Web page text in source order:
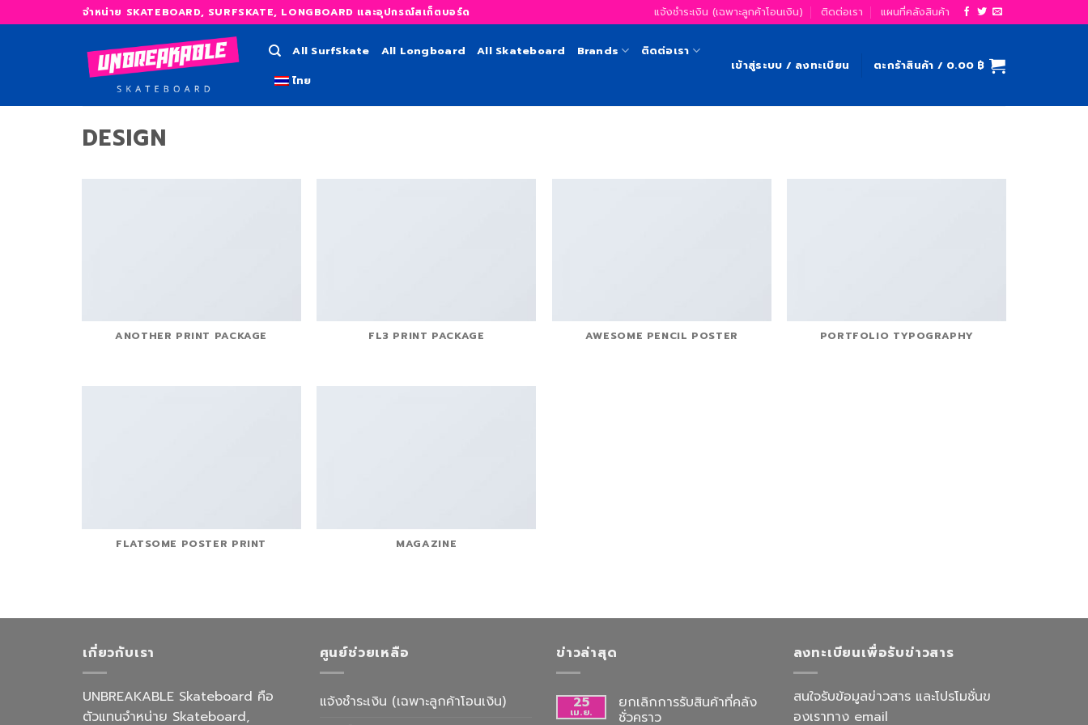
to
จำหน่าย SKATEBOARD, SURFSKATE, LONGBOARD และอุปกรณ์สเก็ตบอร์ด แจ้งชำระเงิน (เฉพาะลูกค้าโอนเงิน) ติดต่อเรา แผนที่คลังสินค้า
All SurfSkate All Longboard All Skateboard Brands
ติดต่อเรา
ไทย
เข้าสู่ระบบ / ลงทะเบียน ตะกร้าสินค้า / 0.00 ฿
DESIGN
ANOTHER PRINT PACKAGE FL3 PRINT PACKAGE AWESOME PENCIL POSTER PORTFOLIO TYPOGRAPHY
FLATSOME POSTER PRINT MAGAZINE
เกี่ยวกับเรา
UNBREAKABLE Skateboard คือ
ตัวแทนจำหน่าย Skateboard,
ศูนย์ช่วยเหลือ
แจ้งชำระเงิน (เฉพาะลูกค้าโอนเงิน)
ข่าวล่าสุด
25
เม.ย.
ยกเลิกการรับสินค้าที่คลัง
ชั่วคราว
ลงทะเบียนเพื่อรับข่าวสาร
สนใจรับข้อมูลข่าวสาร และโปรโมชั่นข
องเราทาง email